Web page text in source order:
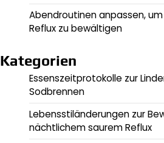
Abendroutinen anpassen,
Reflux zu bewältigen
Kategorien
Essenszeitprotokolle zur
Sodbrennen
Lebensstiländerungen zur
nächtlichem saurem Reflux